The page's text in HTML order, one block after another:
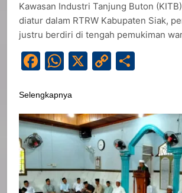
Kawasan Industri Tanjung Buton
diatur dalam RTRW Kabupaten Siak,
justru berdiri di tengah pemukiman
Facebook
WhatsApp
X
Copy
Selengkapnya